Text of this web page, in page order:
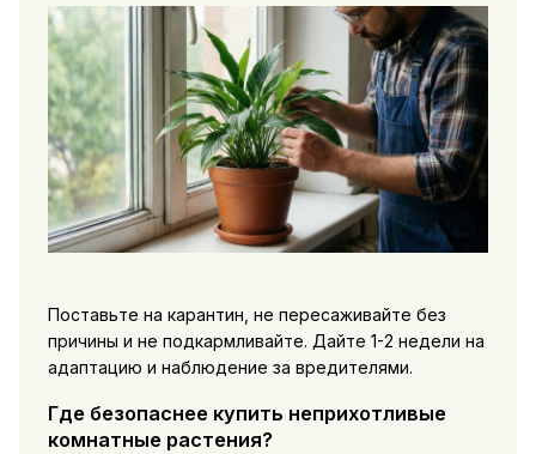
Поставьте на карантин, не пересаживайте без
причины и не подкармливайте. Дайте 1-2 недели на
адаптацию и наблюдение за вредителями.
Где безопаснее купить неприхотливые
комнатные растения?